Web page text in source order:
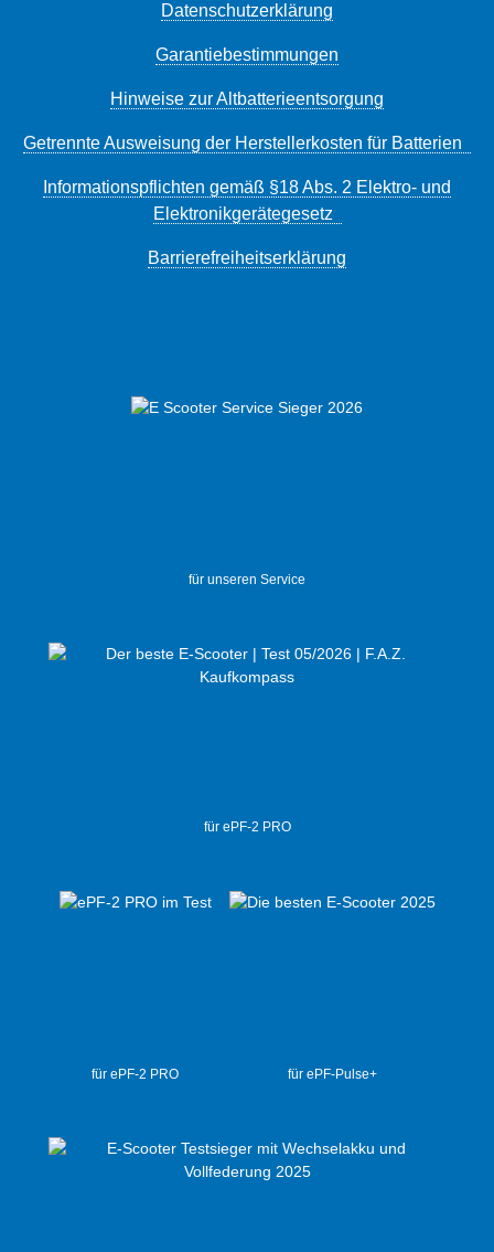
Datenschutzerklärung
Garantiebestimmungen
Hinweise zur Altbatterieentsorgung
Getrennte Ausweisung der Herstellerkosten für Batterien
Informationspflichten gemäß §18 Abs. 2 Elektro- und
Elektronikgerätegesetz
Barrierefreiheitserklärung
für unseren Service
für ePF-2 PRO
für ePF-2 PRO für ePF-Pulse+